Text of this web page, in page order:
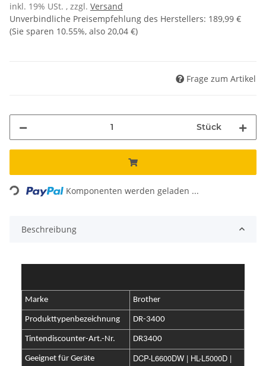
inkl. 19% USt. , zzgl. Versand
Unverbindliche Preisempfehlung des Herstellers: 189,99 €
(Sie sparen 10.55%, also 20,04 €)
Frage zum Artikel
Stück
Loading... Komponenten werden geladen ...
Beschreibung
Marke Brother
Produkttypenbezeichnung DR-3400
Tintendiscounter-Art.-Nr. DR3400
Geeignet für Geräte
DCP-L6600DW | HL-L5000D |